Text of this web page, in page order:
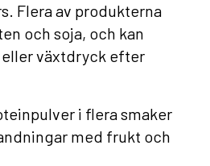
Flera av produkterna
och soja, och kan
växtdryck efter
i flera smaker
med frukt och